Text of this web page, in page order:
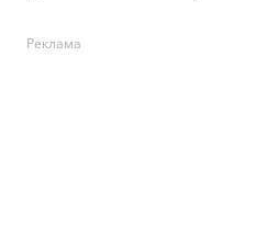
Реклама